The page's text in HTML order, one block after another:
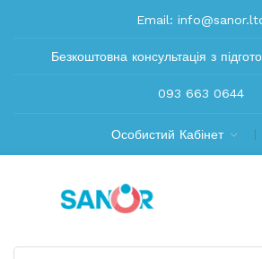
Email:
Безкоштовна консультація з
093 663 0644
Особистий Кабінет